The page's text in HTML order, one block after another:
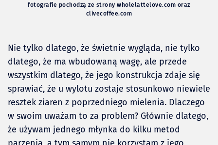
fotografie pochodzą ze strony wholelattelove.com oraz
clivecoffee.com
Nie tylko dlatego, że świetnie wygląda, nie tylko
dlatego, że ma wbudowaną wagę, ale przede
wszystkim dlatego, że jego konstrukcja zdaje się
sprawiać, że u wylotu zostaje stosunkowo niewiele
resztek ziaren z poprzedniego mielenia. Dlaczego
w swoim uważam to za problem? Głównie dlatego,
że używam jednego młynka do kilku metod